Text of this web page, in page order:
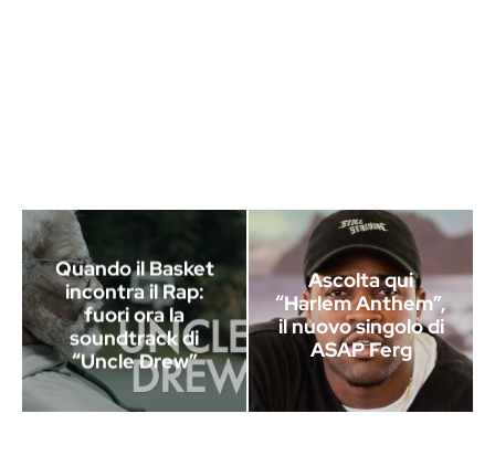
Quando il Basket
incontra il Rap:
fuori ora la
soundtrack di
“Uncle Drew”
Ascolta qui
“Harlem Anthem”,
il nuovo singolo di
ASAP Ferg